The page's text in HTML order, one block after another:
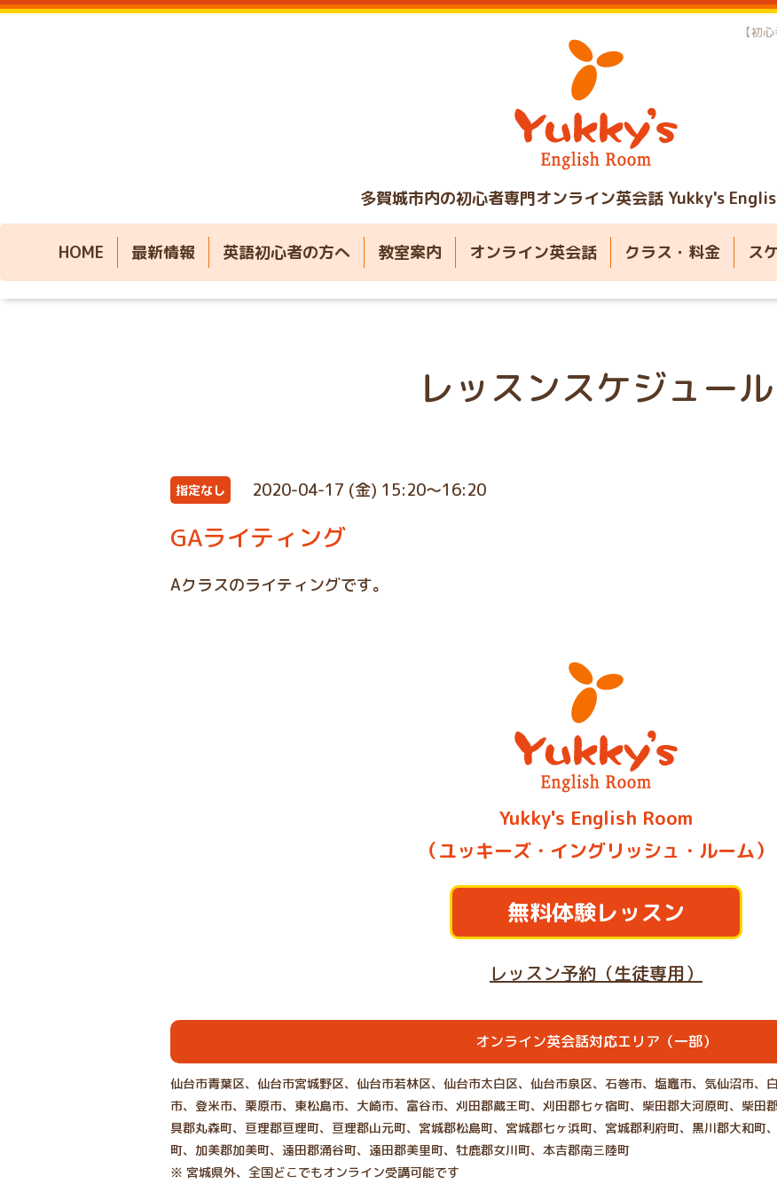
多賀城市内の初心者専門オンライン英会話 Yukky's
【初
HOME 最新情報 英語初心者の方へ 教室案内 オンライン英会話 クラス・料金 ス
レッスンスケジュール
指定なし 2020-04-17 (金) 15:20～16:20
GAライティング
Aクラスのライティングです。
Yukky's English Room
（ユッキーズ・イングリッシュ・ルーム）
無料体験レッスン
レッスン予約（生徒専用）
オンライン英会話対応エリア（一部）
仙台市青葉区、仙台市宮城野区、仙台市若林区、仙台市太白区、仙台市泉区、石巻市、塩竈市、気仙沼市、
市、登米市、栗原市、東松島市、大崎市、富谷市、刈田郡蔵王町、刈田郡七ヶ宿町、柴田郡大河原町、柴田
具郡丸森町、亘理郡亘理町、亘理郡山元町、宮城郡松島町、宮城郡七ヶ浜町、宮城郡利府町、黒川郡大和町
町、加美郡加美町、遠田郡涌谷町、遠田郡美里町、牡鹿郡女川町、本吉郡南三陸町
※ 宮城県外、全国どこでもオンライン受講可能です